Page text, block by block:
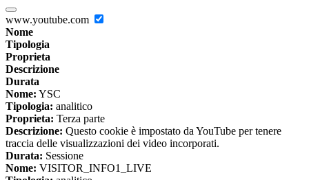
www.youtube.com
Nome
Tipologia
Proprieta
Descrizione
Durata
Nome: YSC
Tipologia: analitico
Proprieta: Terza parte
Descrizione: Questo cookie è impostato da YouTube per tenere
traccia delle visualizzazioni dei video incorporati.
Durata: Sessione
Nome: VISITOR_INFO1_LIVE